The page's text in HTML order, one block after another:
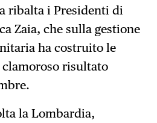
ribalta i Presidenti di
Zaia, che sulla gestione
ha costruito le
risultato
la Lombardia,